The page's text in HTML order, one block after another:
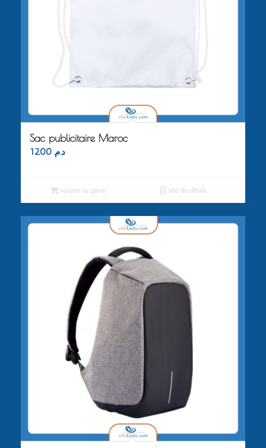
Sac publicitaire Maroc
د.م. 12.00
Ajouter au panier Voir les détails